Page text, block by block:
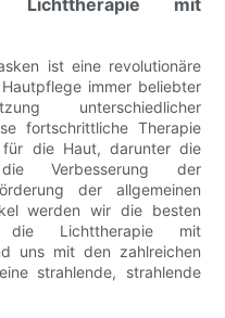
mit
ist eine revolutionäre
immer beliebter
unterschiedlicher
fortschrittliche Therapie
für die Haut, darunter die
Verbesserung der
der allgemeinen
werden wir die besten
die Lichttherapie mit
uns mit den zahlreichen
strahlende, strahlende